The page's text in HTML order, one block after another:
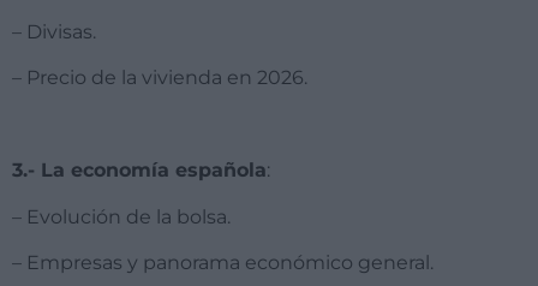
– Divisas.
– Precio de la vivienda en 2026.
3.- La economía española:
– Evolución de la bolsa.
– Empresas y panorama económico general.